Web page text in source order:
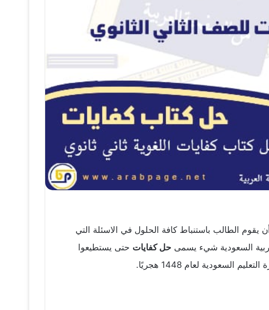
يقوم الطالب باستنباط كافة الحلول في الاسئلة التي
السعودية شيء يسمى حل كفايات حتى يستطيعوا
لعام 1448 هجريًا.